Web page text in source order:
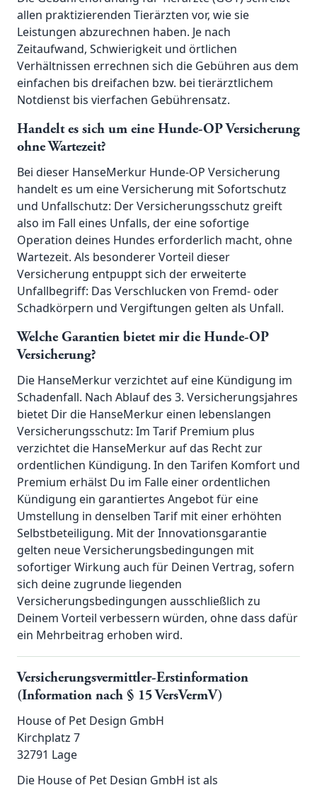
allen praktizierenden Tierärzten vor, wie sie
Leistungen abzurechnen haben. Je nach
Zeitaufwand, Schwierigkeit und örtlichen
Verhältnissen errechnen sich die Gebühren aus dem
einfachen bis dreifachen bzw. bei tierärztlichem
Notdienst bis vierfachen Gebührensatz.
Handelt es sich um eine Hunde-OP Versicherung
ohne Wartezeit?
Bei dieser HanseMerkur Hunde-OP Versicherung
handelt es um eine Versicherung mit Sofortschutz
und Unfallschutz: Der Versicherungsschutz greift
also im Fall eines Unfalls, der eine sofortige
Operation deines Hundes erforderlich macht, ohne
Wartezeit. Als besonderer Vorteil dieser
Versicherung entpuppt sich der erweiterte
Unfallbegriff: Das Verschlucken von Fremd- oder
Schadkörpern und Vergiftungen gelten als Unfall.
Welche Garantien bietet mir die Hunde-OP
Versicherung?
Die HanseMerkur verzichtet auf eine Kündigung im
Schadenfall. Nach Ablauf des 3. Versicherungsjahres
bietet Dir die HanseMerkur einen lebenslangen
Versicherungsschutz: Im Tarif Premium plus
verzichtet die HanseMerkur auf das Recht zur
ordentlichen Kündigung. In den Tarifen Komfort und
Premium erhälst Du im Falle einer ordentlichen
Kündigung ein garantiertes Angebot für eine
Umstellung in denselben Tarif mit einer erhöhten
Selbstbeteiligung. Mit der Innovationsgarantie
gelten neue Versicherungsbedingungen mit
sofortiger Wirkung auch für Deinen Vertrag, sofern
sich deine zugrunde liegenden
Versicherungsbedingungen ausschließlich zu
Deinem Vorteil verbessern würden, ohne dass dafür
ein Mehrbeitrag erhoben wird.
Versicherungsvermittler-Erstinformation
(Information nach § 15 VersVermV)
House of Pet Design GmbH
Kirchplatz 7
32791 Lage
Die House of Pet Design GmbH ist als